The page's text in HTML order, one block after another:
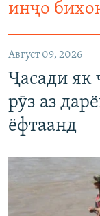
инҷо
Август 09, 2026
Ҷасади як
рӯз аз
ёфтаанд